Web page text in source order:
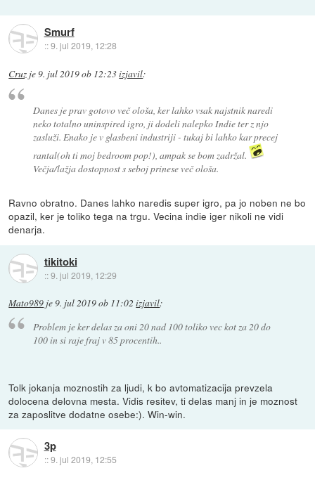
Smurf
::9. jul 2019, 12:28
Cruz je9. jul 2019 ob 12:23izjavil:
Danes je prav gotovo več ološa, ker lahko vsak najstnik naredi
neko totalno uninspired igro, ji dodeli nalepkoIndieter z njo
zasluži. Enako je v glasbeni industriji - tukaj bi lahko kar precej
rantal(oh ti moj bedroom pop!), ampak se bom zadržal.
Večja/lažja dostopnost s seboj prinese več ološa.
Ravno obratno. Danes lahko naredis super igro, pa jo noben ne bo
opazil, ker je toliko tega na trgu. Vecina indie iger nikoli ne vidi
denarja.
tikitoki
::9. jul 2019, 12:29
Mato989 je9. jul 2019 ob 11:02 izjavil:
Problem je ker delas za oni 20 nad 100 toliko vec kot za 20 do
100 in si raje fraj v 85 procentih..
Tolk jokanja moznostih za ljudi, k bo avtomatizacija prevzela
dolocena delovna mesta. Vidis resitev, ti delas manj in je moznost
za zaposlitve dodatne osebe:). Win-win.
3p
::9. jul 2019, 12:55